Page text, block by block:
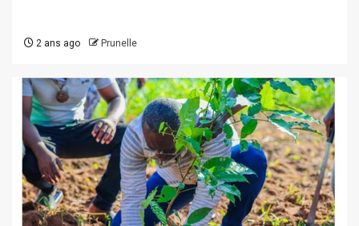
2 ans ago Prunelle